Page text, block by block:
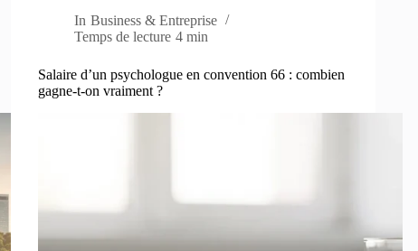
In Business & Entreprise
Temps de lecture 4 min
Salaire d’un psychologue en convention 66 : combien
gagne-t-on vraiment ?